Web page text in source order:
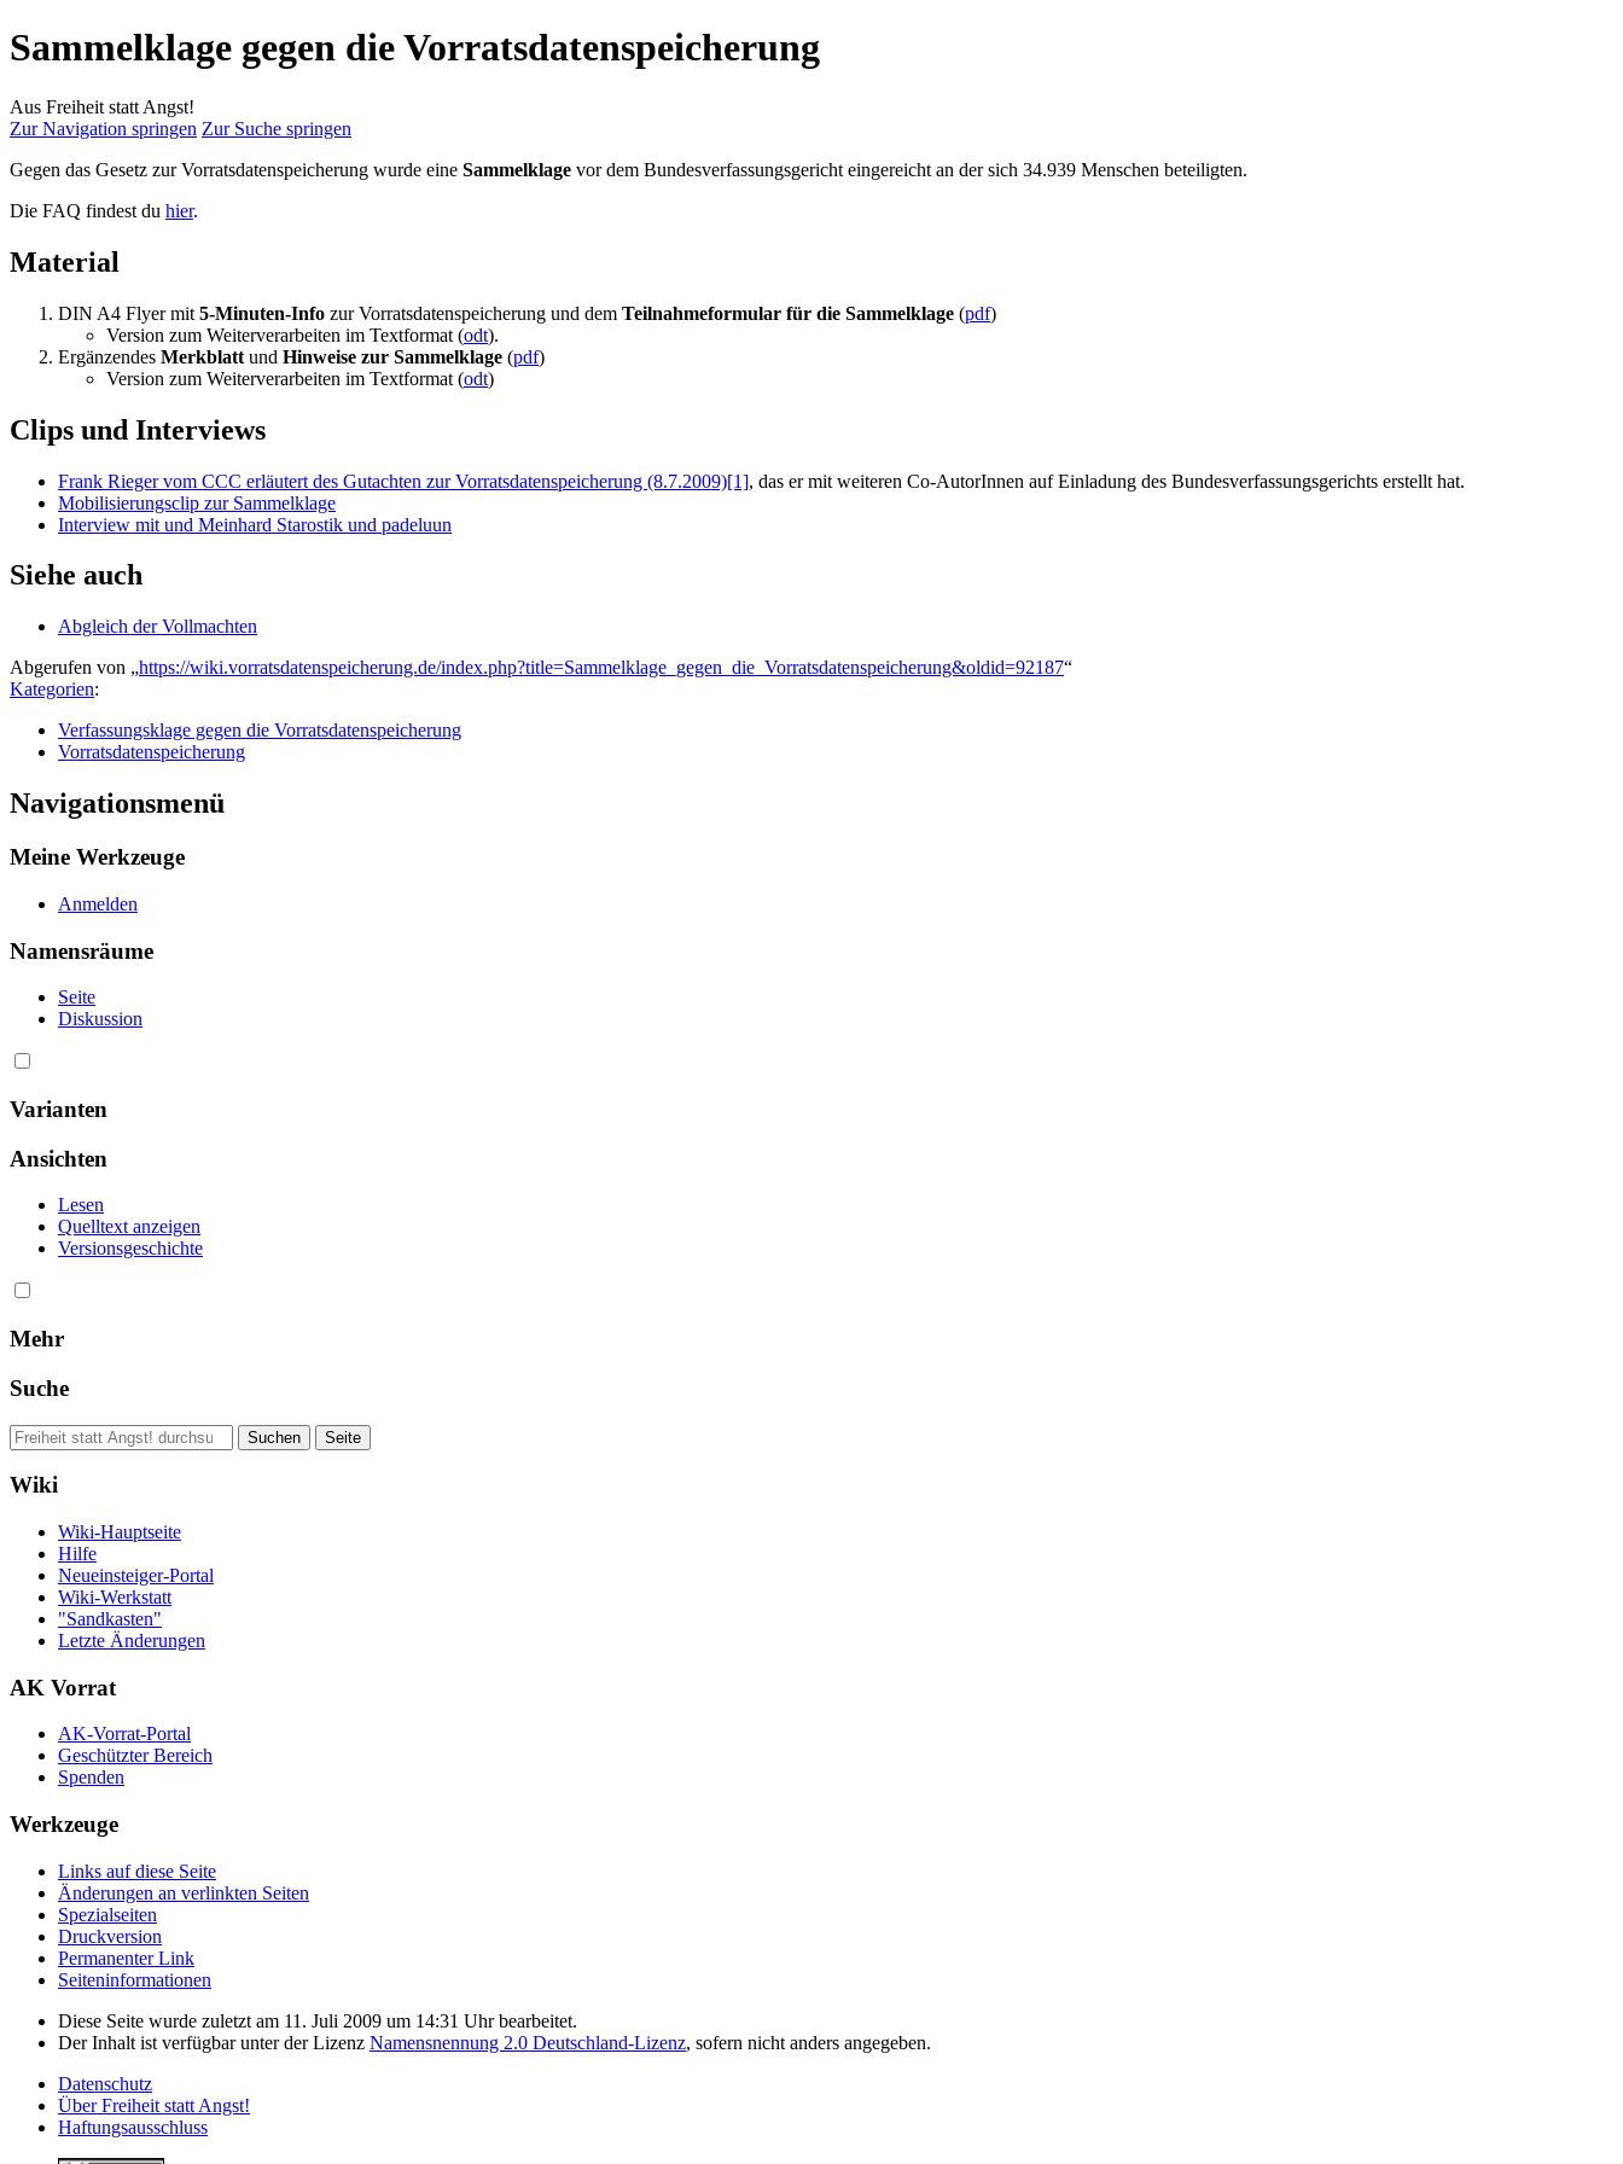
Sammelklage gegen die Vorratsdatenspeicherung
Aus Freiheit statt Angst!
Zur Navigation springen Zur Suche springen
Gegen das Gesetz zur Vorratsdatenspeicherung wurde eine Sammelklage vor dem Bundesverfassungsgericht eingereicht an der sich 34.939 Menschen beteiligten.
Die FAQ findest du hier.
Material
DIN A4 Flyer mit 5-Minuten-Info zur Vorratsdatenspeicherung und dem Teilnahmeformular für die Sammelklage (pdf)
Version zum Weiterverarbeiten im Textformat (odt).
Ergänzendes Merkblatt und Hinweise zur Sammelklage (pdf)
Version zum Weiterverarbeiten im Textformat (odt)
Clips und Interviews
Frank Rieger vom CCC erläutert des Gutachten zur Vorratsdatenspeicherung (8.7.2009)[1], das er mit weiteren Co-AutorInnen auf Einladung des Bundesverfassungsgerichts erstellt hat.
Mobilisierungsclip zur Sammelklage
Interview mit und Meinhard Starostik und padeluun
Siehe auch
Abgleich der Vollmachten
Abgerufen von „https://wiki.vorratsdatenspeicherung.de/index.php?title=Sammelklage_gegen_die_Vorratsdatenspeicherung&oldid=92187“
Kategorien:
Verfassungsklage gegen die Vorratsdatenspeicherung
Vorratsdatenspeicherung
Navigationsmenü
Meine Werkzeuge
Anmelden
Namensräume
Seite
Diskussion
Varianten
Ansichten
Lesen
Quelltext anzeigen
Versionsgeschichte
Mehr
Suche
Wiki
Wiki-Hauptseite
Hilfe
Neueinsteiger-Portal
Wiki-Werkstatt
"Sandkasten"
Letzte Änderungen
AK Vorrat
AK-Vorrat-Portal
Geschützter Bereich
Spenden
Werkzeuge
Links auf diese Seite
Änderungen an verlinkten Seiten
Spezialseiten
Druckversion
Permanenter Link
Seiten­­informationen
Diese Seite wurde zuletzt am 11. Juli 2009 um 14:31 Uhr bearbeitet.
Der Inhalt ist verfügbar unter der Lizenz Namensnennung 2.0 Deutschland-Lizenz, sofern nicht anders angegeben.
Datenschutz
Über Freiheit statt Angst!
Haftungsausschluss